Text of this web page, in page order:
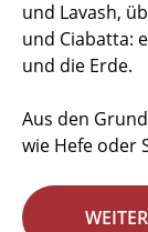
und Lavash,
und Ciabatta:
und die Erde.
Aus den
wie Hefe oder